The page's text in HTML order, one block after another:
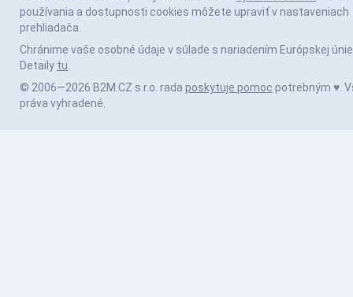
používania a dostupnosti cookies môžete upraviť v nastaveniach
prehliadača.
Chránime vaše osobné údaje v súlade s nariadením Európskej únie
Detaily tu.
© 2006—2026 B2M.CZ s.r.o. rada poskytuje pomoc potrebným ♥️.
práva vyhradené.